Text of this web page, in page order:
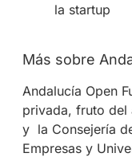
la startup
Más sobre
Andalucía Open
privada, fruto del
y la Consejería
Empresas y